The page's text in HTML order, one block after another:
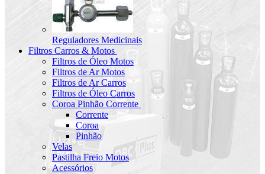
Reguladores Medicinais
Filtros Carros & Motos
Filtros de Óleo Motos
Filtros de Ar Motos
Filtros de Ar Carros
Filtros de Óleo Carros
Coroa Pinhão Corrente
Corrente
Coroa
Pinhão
Velas
Pastilha Freio Motos
Acessórios